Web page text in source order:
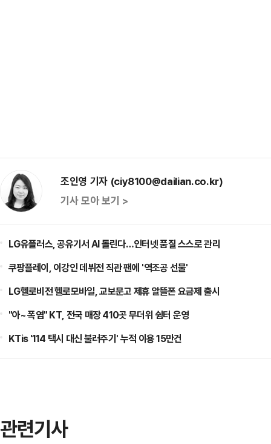
조인영 기자 (ciy8100@dailian.co.kr)
기사 모아 보기 >
LG유플러스, 공유기서 AI 돌린다…인터넷 품질 스스로 관리
쿠팡플레이, 이강인 데뷔전 직관 팬에 '역조공 선물'
LG헬로비전 헬로모바일, 교보문고 제휴 알뜰폰 요금제 출시
"아~ 폭염" KT, 전국 매장 410곳 무더위 쉼터 운영
KTis '114 택시 대신 불러주기' 누적 이용 15만건
관련기사